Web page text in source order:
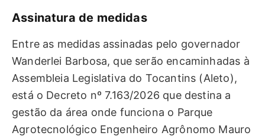
Assinatura de medidas
Entre as medidas assinadas pelo governador
Wanderlei Barbosa, que serão encaminhadas à
Assembleia Legislativa do Tocantins (Aleto),
está o Decreto nº 7.163/2026 que destina a
gestão da área onde funciona o Parque
Agrotecnológico Engenheiro Agrônomo Mauro